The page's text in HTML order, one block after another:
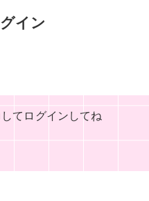
イン
て ログインしてね